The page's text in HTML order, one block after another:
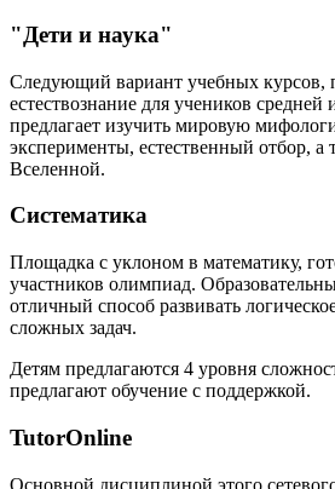
"Дети и наука"
Следующий вариант учебных курсов,
естествознание для учеников
предлагает изучить мировую
эксперименты, естественный отбор, а
Вселенной.
Систематика
Площадка с уклоном в математику,
участников олимпиад.
отличный способ развивать
сложных задач.
Детям предлагаются 4 уровня
предлагают обучение с поддержкой.
TutorOnline
Основной дисциплиной этого